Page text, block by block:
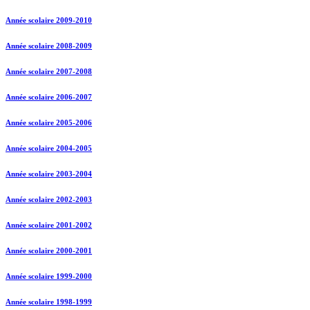
Année scolaire 2009-2010
Année scolaire 2008-2009
Année scolaire 2007-2008
Année scolaire 2006-2007
Année scolaire 2005-2006
Année scolaire 2004-2005
Année scolaire 2003-2004
Année scolaire 2002-2003
Année scolaire 2001-2002
Année scolaire 2000-2001
Année scolaire 1999-2000
Année scolaire 1998-1999